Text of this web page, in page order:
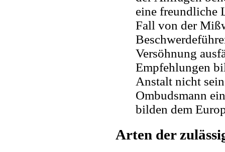
eine freundliche
Fall von der
Versöhnung
Empfehlungen
Anstalt nicht
Ombudsmann
bilden dem
Arten der